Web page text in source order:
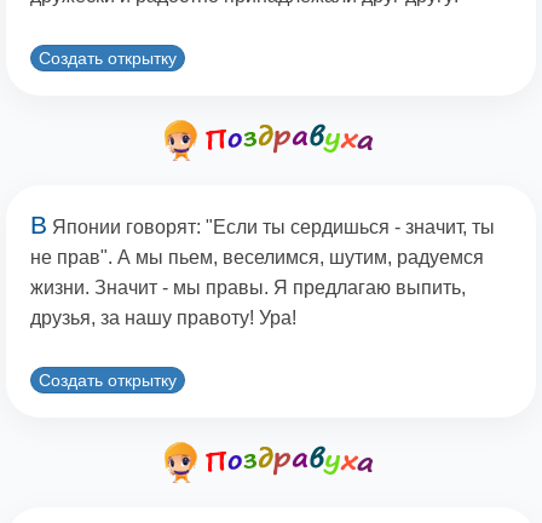
Создать открытку
В Японии говорят: "Если ты сердишься - значит, ты
не прав". А мы пьем, веселимся, шутим, радуемся
жизни. Значит - мы правы. Я предлагаю выпить,
друзья, за нашу правоту! Ура!
Создать открытку